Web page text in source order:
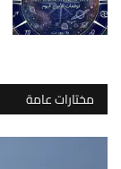
مختارات عامة